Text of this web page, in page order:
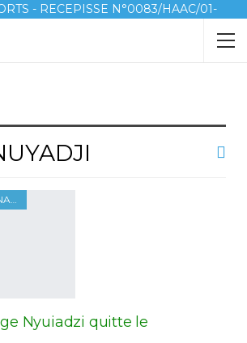
- RECEPISSE N°0083/HAAC/01-
Nyuiadzi quitte le